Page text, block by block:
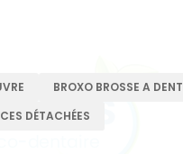
BROXO BROSSE A DENT
DÉTACHÉES